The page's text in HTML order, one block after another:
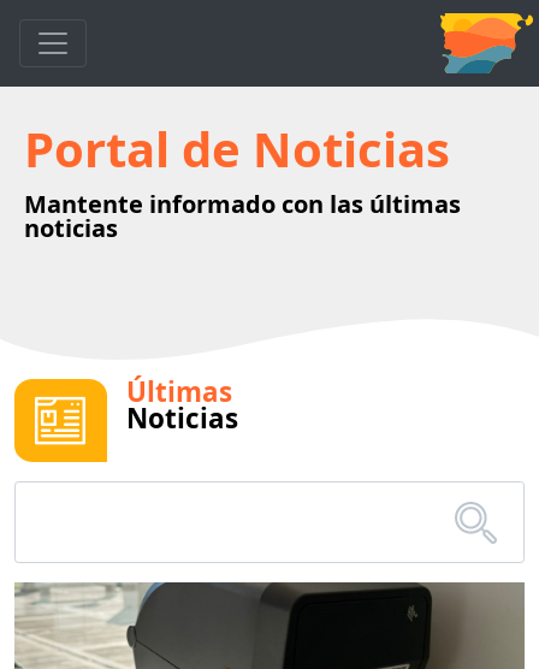
Portal de Noticias
Mantente informado con las últimas
noticias
Últimas
Noticias